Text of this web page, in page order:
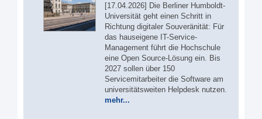
[17.04.2026] Die Berliner Humboldt-
Universität geht einen Schritt in
Richtung digitaler Souveränität: Für
das hauseigene IT-Service-
Management führt die Hochschule
eine Open Source-Lösung ein. Bis
2027 sollen über 150
Servicemitarbeiter die Software am
universitätsweiten Helpdesk nutzen.
mehr...